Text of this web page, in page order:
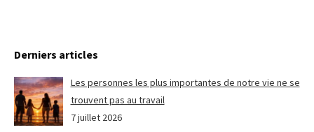
Derniers articles
Les personnes les plus importantes de notre vie ne se
trouvent pas au travail
7 juillet 2026